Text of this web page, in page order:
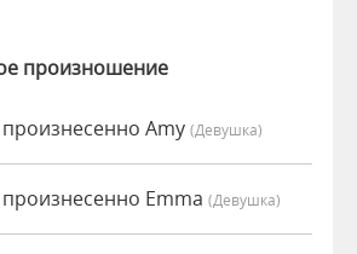
произношение
Amy (девушка)
Emma (девушка)